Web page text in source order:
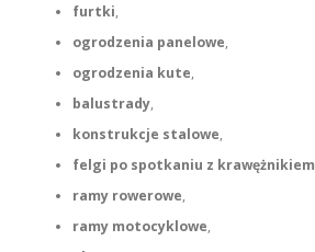
furtki,
ogrodzenia panelowe,
ogrodzenia kute,
balustrady,
konstrukcje stalowe,
felgi po spotkaniu z krawężnikiem
ramy rowerowe,
ramy motocyklowe,